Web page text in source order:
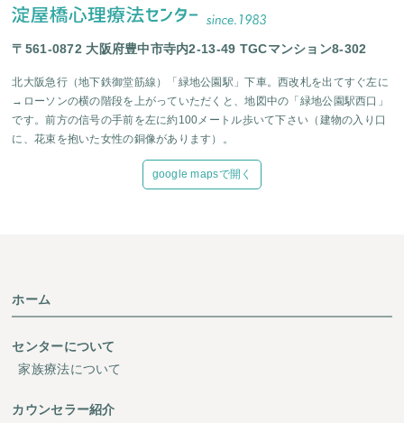
〒561-0872 大阪府豊中市寺内2-13-49 TGCマンション8-302
北大阪急行（地下鉄御堂筋線）「緑地公園駅」下車。西改札を出てすぐ左に
→ローソンの横の階段を上がっていただくと、地図中の「緑地公園駅西口」
です。前方の信号の手前を左に約100メートル歩いて下さい（建物の入り口
に、花束を抱いた女性の銅像があります）。
google mapsで開く
ホーム
センターについて
家族療法について
カウンセラー紹介